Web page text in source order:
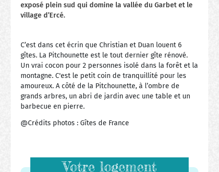
exposé plein sud qui domine la vallée du Garbet et le
village d’Ercé.
C’est dans cet écrin que Christian et Duan louent 6
gîtes. La Pitchounette est le tout dernier gîte rénové.
Un vrai cocon pour 2 personnes isolé dans la forêt et la
montagne. C'est le petit coin de tranquillité pour les
amoureux. A côté de la Pitchounette, à l’ombre de
grands arbres, un abri de jardin avec une table et un
barbecue en pierre.
@Crédits photos : Gîtes de France
Votre logement